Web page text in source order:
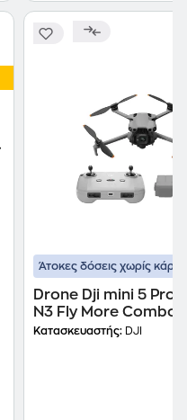
Άτοκες δόσεις χωρίς κάρτα
Drone Dji mini 5 Pro
N3 Fly More Combo -
Κατασκευαστής: DJI